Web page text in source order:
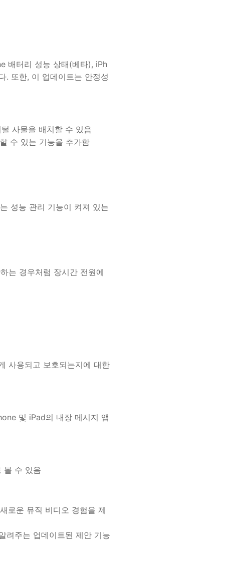
배터리 성능 상태(베타), iPh
. 또한, 이 업데이트는 안정성
사물을 배치할 수 있음
수 있는 기능을 추가함
성능 관리 기능이 켜져 있는
는 경우처럼 장시간 전원에
사용되고 보호되는지에 대한
및 iPad의 내장 메시지 앱
볼 수 있음
로운 뮤직 비디오 경험을 제
려주는 업데이트된 제안 기능